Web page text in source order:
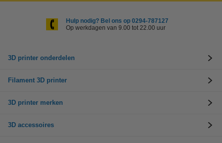
Hulp nodig? Bel ons op 0294-787127
Op werkdagen van 9.00 tot 22.00 uur
3D printer onderdelen
Filament 3D printer
3D printer merken
3D accessoires